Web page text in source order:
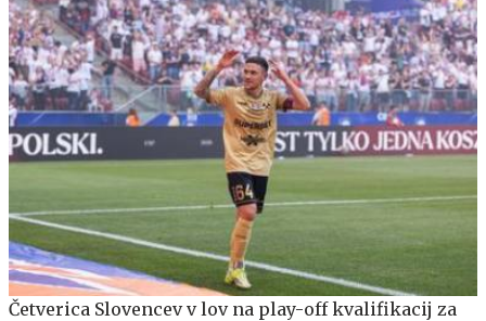
Četverica Slovencev v lov na play-off kvalifikacij za